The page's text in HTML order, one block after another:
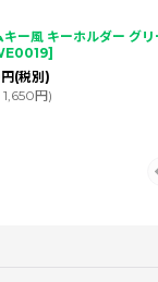
キー風 キーホルダー グリ
]
円 (税別)
1,650円)